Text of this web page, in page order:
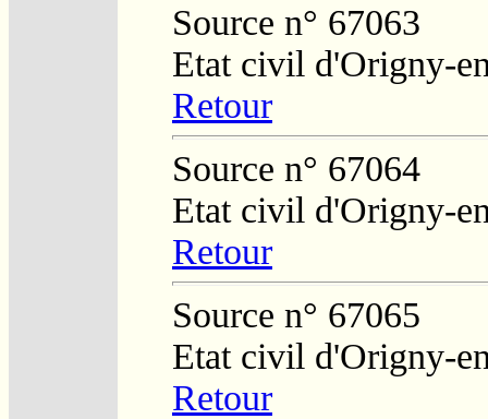
Source n° 67063
Etat civil d'Origny-
Retour
Source n° 67064
Etat civil d'Origny-
Retour
Source n° 67065
Etat civil d'Origny-
Retour